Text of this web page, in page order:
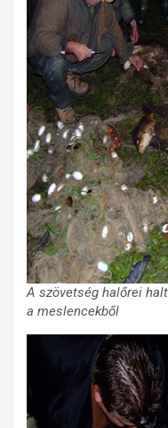
A szövetség halőrei
a meslencekből